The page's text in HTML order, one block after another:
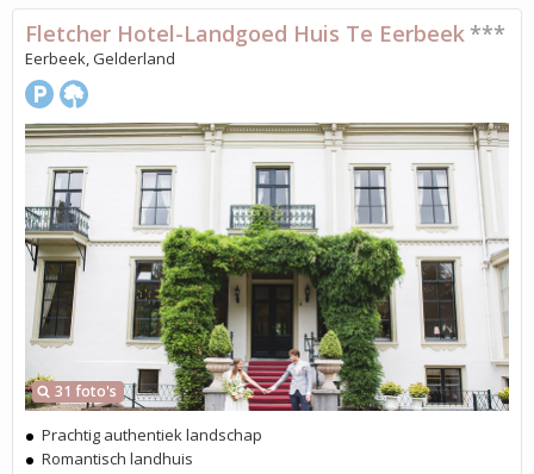
31 foto's
Fletcher Hotel-Landgoed Huis Te Eerbeek ***
Eerbeek, Gelderland
Prachtig authentiek landschap
Romantisch landhuis